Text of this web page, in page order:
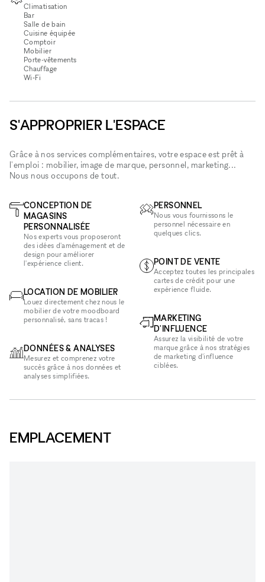
Climatisation
Bar
Salle de bain
Cuisine équipée
Comptoir
Mobilier
Porte-vêtements
Chauffage
Wi‑Fi
S'APPROPRIER L'ESPACE
Grâce à nos services complémentaires, votre espace est prêt à
l'emploi : mobilier, image de marque, personnel, marketing...
Nous nous occupons de tout.
CONCEPTION DE
MAGASINS
PERSONNALISÉE
Nos experts vous proposeront
des idées d'aménagement et de
design pour améliorer
l'expérience client.
LOCATION DE MOBILIER
Louez directement chez nous le
mobilier de votre moodboard
personnalisé, sans tracas !
DONNÉES & ANALYSES
Mesurez et comprenez votre
succès grâce à nos données et
analyses simplifiées.
PERSONNEL
Nous vous fournissons le
personnel nécessaire en
quelques clics.
POINT DE VENTE
Acceptez toutes les principales
cartes de crédit pour une
expérience fluide.
MARKETING
D'INFLUENCE
Assurez la visibilité de votre
marque grâce à nos stratégies
de marketing d'influence
ciblées.
EMPLACEMENT